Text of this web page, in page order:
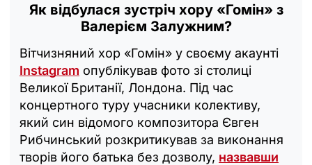
Як відбулася зустріч хору «Гомін» з
Валерієм Залужним?
Вітчизняний хор «Гомін» у своєму акаунті
Instagram опублікував фото зі столиці
Великої Британії, Лондона. Під час
концертного туру учасники колективу,
який син відомого композитора Євген
Рибчинський розкритикував за виконання
творів його батька без дозволу, назвавши